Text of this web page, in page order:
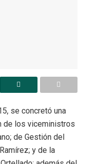
se concretó una
de los viceministros
de Gestión del
y de la